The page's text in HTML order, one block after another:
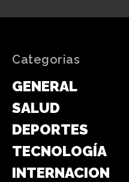
Categorias
GENERAL
SALUD
DEPORTES
TECNOLOGÍA
INTERNACIONAL